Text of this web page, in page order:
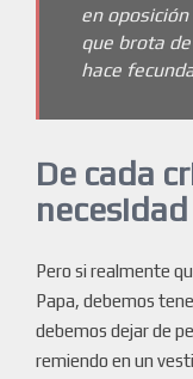
en
que brota
hace
De cada
Pero si realmente
Papa, debemos
debemos dejar de
remiendo en un